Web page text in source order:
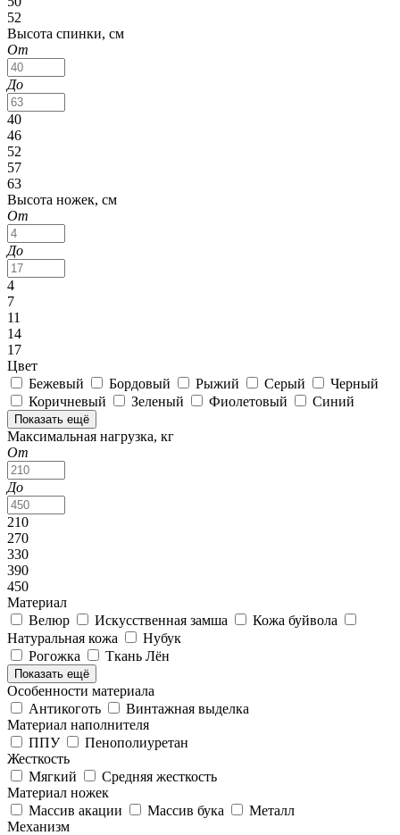
52
Высота спинки, см
От
До
40
46
52
57
63
Высота ножек, см
От
До
4
7
11
14
17
Цвет
Бежевый
Бордовый Рыжий Серый
Черный
Коричневый
Зеленый Фиолетовый Синий
Показать ещё
Максимальная нагрузка, кг
От
До
210
270
330
390
450
Материал
Велюр
Искусственная замша
Кожа буйвола
Натуральная кожа
Нубук
Рогожка
Ткань Лён
Показать ещё
Особенности материала
Антикоготь
Винтажная выделка
Материал наполнителя
ППУ
Пенополиуретан
Жесткость
Мягкий
Средняя жесткость
Материал ножек
Массив акации
Массив бука
Металл
Механизм